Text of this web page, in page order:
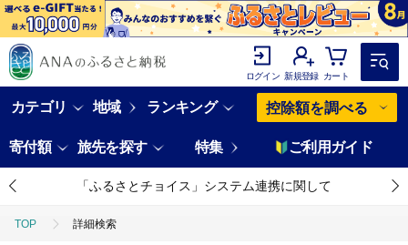
ログイン 新規登録 カート
カテゴリ 地域 ランキング 控除額を調べる
寄付額 旅先を探す 特集 ご利用ガイド
「ふるさとチョイス」システム連携に関して
TOP 詳細検索